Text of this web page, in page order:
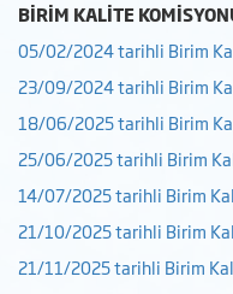
BİRİM KALİTE
05/02/2024 tarihli Birim
23/09/2024 tarihli Birim
18/06/2025 tarihli Birim
25/06/2025 tarihli Birim
14/07/2025 tarihli Birim
21/10/2025 tarihli Birim
21/11/2025 tarihli Birim